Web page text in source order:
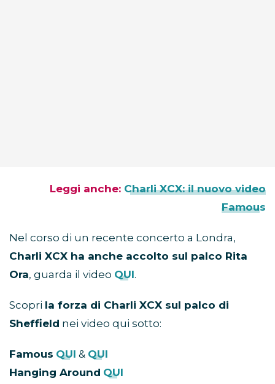
Leggi anche: Charli XCX: il nuovo video
Famous
Nel corso di un recente concerto a Londra,
Charli XCX ha anche accolto sul palco Rita
Ora, guarda il video QUI.
Scopri la forza di Charli XCX sul palco di
Sheffield nei video qui sotto:
Famous QUI & QUI
Hanging Around QUI